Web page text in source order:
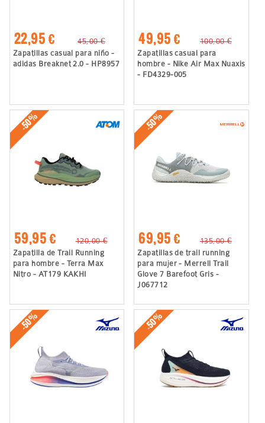
22,95 €
45,00 €
Zapatillas casual para niño -
adidas Breaknet 2.0 - HP8957
49,95 €
100,00 €
Zapatillas casual para
hombre - Nike Air Max Nuaxis
- FD4329-005
-50%
59,95 €
120,00 €
Zapatilla de Trail Running
para hombre - Terra Max
Nitro - AT179 KAKHI
-50%
69,95 €
135,00 €
Zapatillas de trail running
para mujer - Merrell Trail
Glove 7 Barefoot Gris -
J067712
-50% -50%